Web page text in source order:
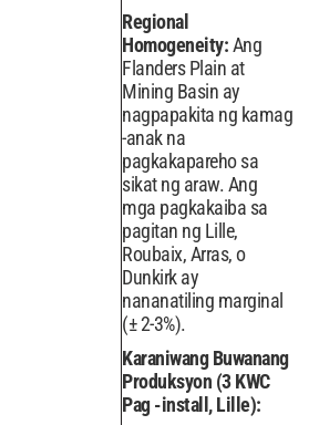
Regional
Homogeneity:Ang
Flanders Plain at
Mining Basin ay
nagpapakita ng kamag
-anak na
pagkakapareho sa
sikat ng araw. Ang
mga pagkakaiba sa
pagitan ng Lille,
Roubaix, Arras, o
Dunkirk ay
nananatiling marginal
(± 2-3%).
Karaniwang Buwanang
Produksyon (3 KWC
Pag -install, Lille):